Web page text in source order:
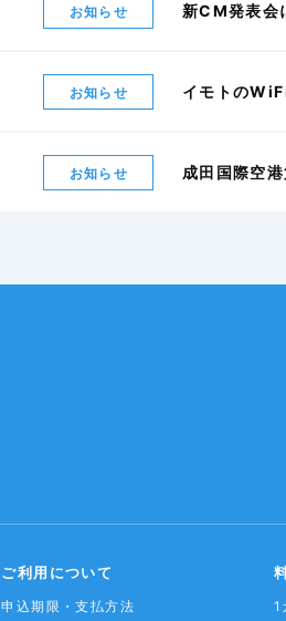
お知らせ 新CM発表会
お知らせ イモトの
お知らせ 成田国際空
ご利用について
申込期限・支払方法
1